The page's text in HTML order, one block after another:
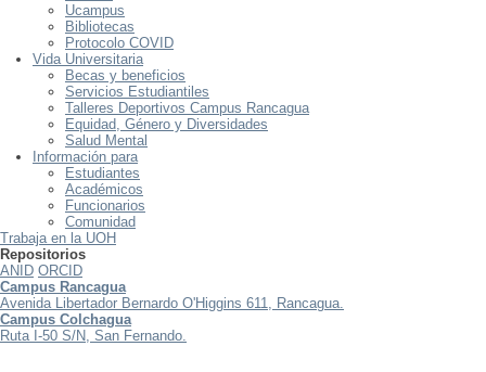
Ucampus
Bibliotecas
Protocolo COVID
Vida Universitaria
Becas y beneficios
Servicios Estudiantiles
Talleres Deportivos Campus Rancagua
Equidad, Género y Diversidades
Salud Mental
Información para
Estudiantes
Académicos
Funcionarios
Comunidad
Trabaja en la UOH
Repositorios
ANID ORCID
Campus Rancagua
Avenida Libertador Bernardo O'Higgins 611, Rancagua.
Campus Colchagua
Ruta I-50 S/N, San Fernando.